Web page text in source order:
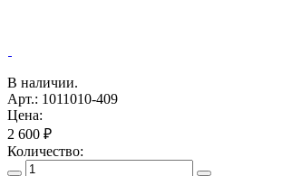
В наличии.
Арт.: 1011010-409
Цена:
2 600 ₽
Количество: